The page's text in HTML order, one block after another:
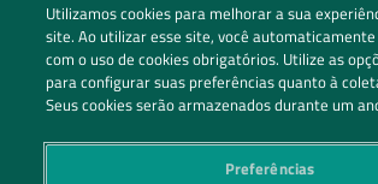
Utilizamos cookies para melhorar a sua
site. Ao utilizar esse site, você
com o uso de cookies obrigatórios. Utilize as
para configurar suas preferências quanto à
Seus cookies serão armazenados durante um
Preferências